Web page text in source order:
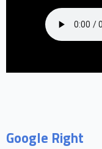
Google Right